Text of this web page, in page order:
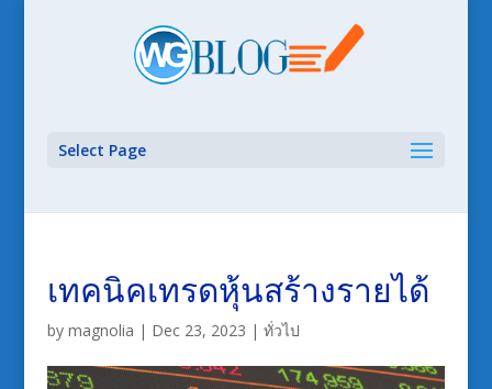
Select Page
เทคนิคเทรดหุ้นสร้างรายได้
by magnolia | Dec 23, 2023 | ทั่วไป